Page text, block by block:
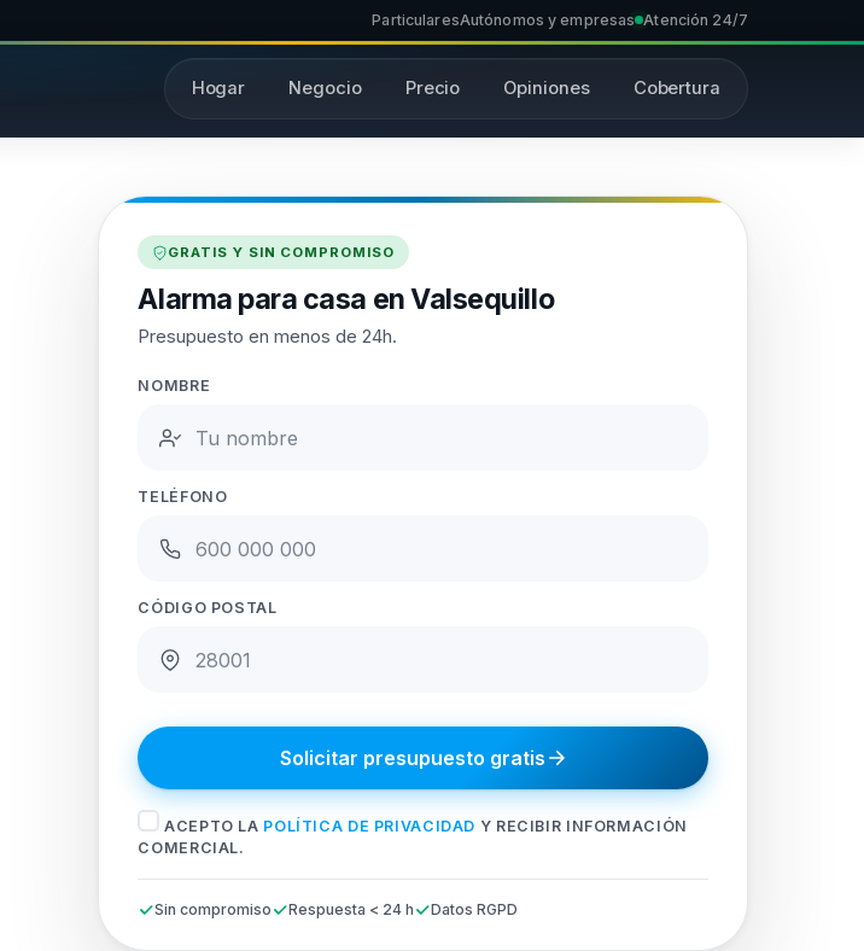
ParticularesAutónomos y empresas Atención 24/7
Hogar Negocio Precio Opiniones Cobertura
GRATIS Y SIN COMPROMISO
Alarma para casa en Valsequillo
Presupuesto en menos de 24h.
NOMBRE
TELÉFONO
CÓDIGO POSTAL
Solicitar presupuesto gratis
ACEPTO LA POLÍTICA DE PRIVACIDAD Y RECIBIR INFORMACIÓN
COMERCIAL.
Sin compromiso Respuesta < 24 h Datos RGPD